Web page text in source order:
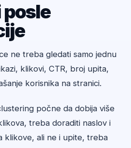
posle
ne treba gledati samo jednu
klikovi, CTR, broj upita,
korisnika na stranici.
počne da dobija više
treba doraditi naslov i
klikove, ali ne i upite, treba